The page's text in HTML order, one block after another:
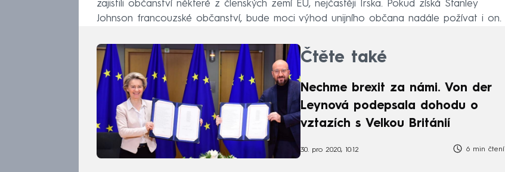
zajistili občanství některé z členských zemí EU, nejčastěji Irska. Pokud získá Stanley
Johnson francouzské občanství, bude moci výhod unijního občana nadále požívat i on.
Čtěte také
Nechme brexit za námi. Von der
Leynová podepsala dohodu o
vztazích s Velkou Británií
30. pro 2020, 10:12 6 min čtení